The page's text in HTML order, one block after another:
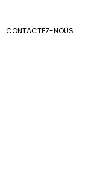
CONTACTEZ-NOUS